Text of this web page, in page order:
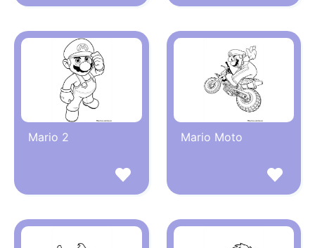
Mario 2 Mario Moto